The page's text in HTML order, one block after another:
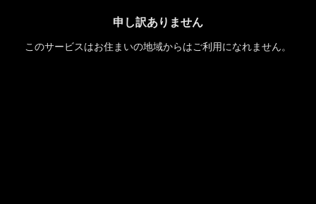
申し訳ありません
このサービスはお住まいの地域からはご利用になれません。